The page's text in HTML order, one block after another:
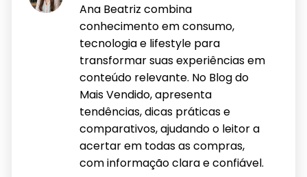
Ana Beatriz combina
conhecimento em consumo,
tecnologia e lifestyle para
transformar suas experiências em
conteúdo relevante. No Blog do
Mais Vendido, apresenta
tendências, dicas práticas e
comparativos, ajudando o leitor a
acertar em todas as compras,
com informação clara e confiável.